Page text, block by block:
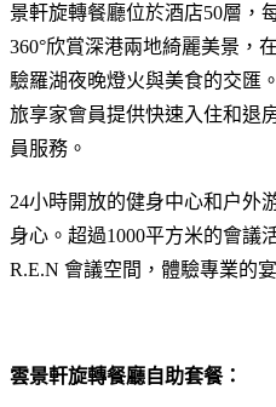
景軒旋轉餐廳位於酒店50層，
360°欣賞深港兩地綺麗美景，
驗羅湖夜晚燈火與美食的交匯
旅享家會員提供快速入住和退
員服務。
24小時開放的健身中心和户外
身心。超過1000平方米的會議
R.E.N 會議空間，體驗專業的
雲景軒旋轉餐廳自助套餐：